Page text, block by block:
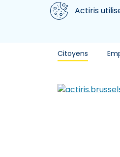
Aller au contenu principal
Nous utilisons des cookies
Actiris
Citoyens